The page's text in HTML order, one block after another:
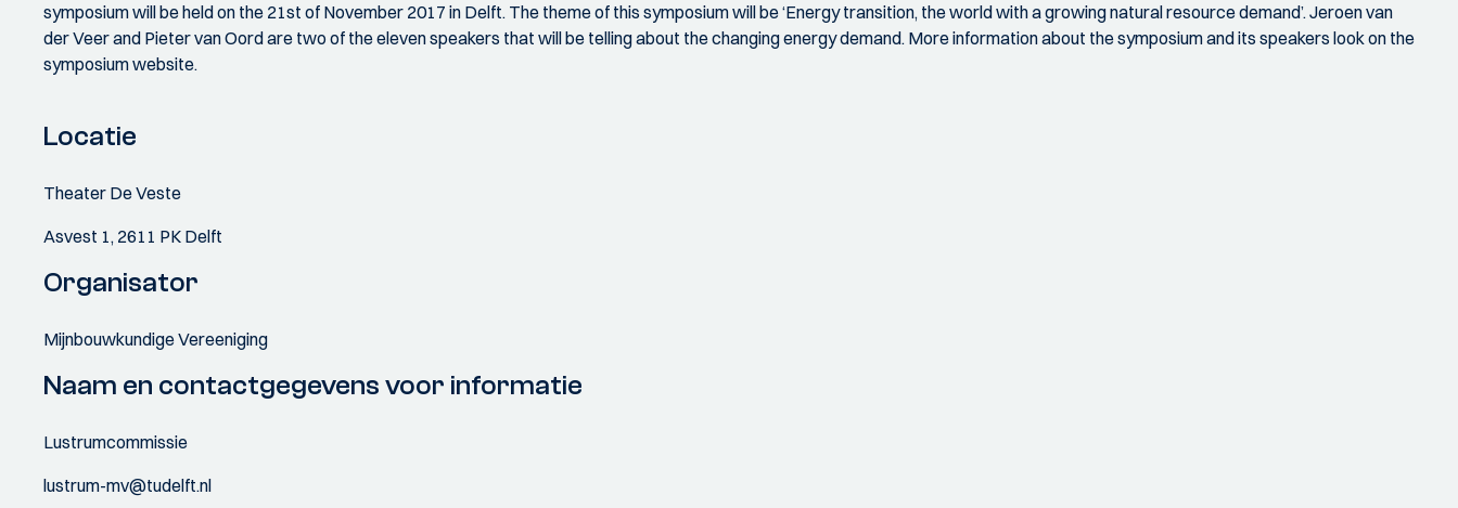
symposium will be held on the 21st of November 2017 in Delft. The theme of this symposium will be ‘Energy transition, the world with a growing natural resource demand’. Jeroen van
der Veer and Pieter van Oord are two of the eleven speakers that will be telling about the changing energy demand. More information about the symposium and its speakers look on the
symposium website.
Locatie
Theater De Veste
Asvest 1, 2611 PK Delft
Organisator
Mijnbouwkundige Vereeniging
Naam en contactgegevens voor informatie
Lustrumcommissie
lustrum-mv@tudelft.nl